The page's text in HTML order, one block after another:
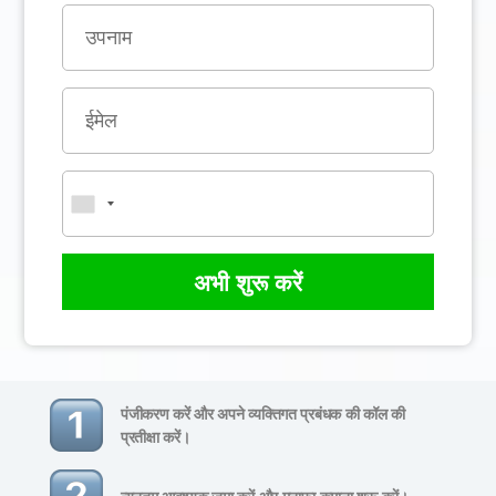
अभी शुरू करें
पंजीकरण करें और अपने व्यक्तिगत प्रबंधक की कॉल की
प्रतीक्षा करें।